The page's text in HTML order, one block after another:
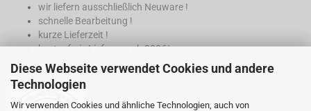
Diese Webseite verwendet Cookies und andere
Technologien
Wir verwenden Cookies und ähnliche Technologien, auch von
wir liefern ausschließlich Neuware !
schnelle Bearbeitung !
kurze Lieferzeit !
kostenfreie Lieferung ab 200€*
* nur innerhalb Deutschland